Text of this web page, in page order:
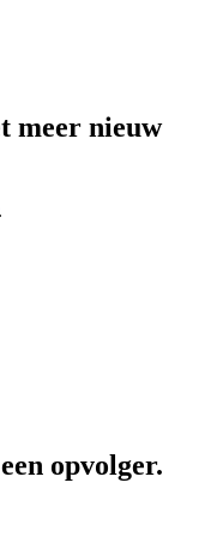
meer nieuw
opvolger.